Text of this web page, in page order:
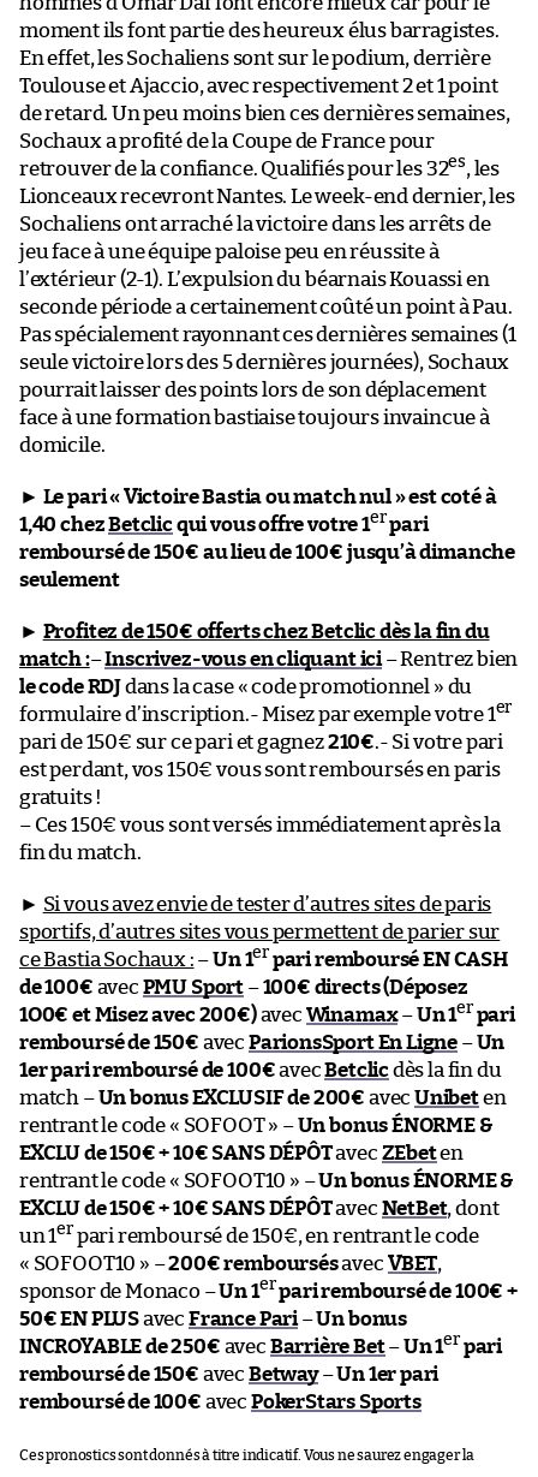
moment ils font partie des heureux élus barragistes.
En effet, les Sochaliens sont sur le podium, derrière
Toulouse et Ajaccio, avec respectivement 2 et 1 point
de retard. Un peu moins bien ces dernières semaines,
Sochaux a profité de la Coupe de France pour
retrouver de la confiance. Qualifiés pour les 32es, les
Lionceaux recevront Nantes. Le week-end dernier, les
Sochaliens ont arraché la victoire dans les arrêts de
jeu face à une équipe paloise peu en réussite à
l’extérieur (2-1). L’expulsion du béarnais Kouassi en
seconde période a certainement coûté un point à Pau.
Pas spécialement rayonnant ces dernières semaines (1
seule victoire lors des 5 dernières journées), Sochaux
pourrait laisser des points lors de son déplacement
face à une formation bastiaise toujours invaincue à
domicile.
► Le pari « Victoire Bastia ou match nul » est coté à
1,40 chezBetclicqui vous offre votre 1erpari
remboursé de 150€ au lieu de 100€ jusqu’à dimanche
seulement
► Profitez de 150€ offerts chez Betclic dès la fin du
match :–Inscrivez-vous en cliquant ici– Rentrez bien
le code RDJdans la case « code promotionnel » du
formulaire d’inscription.- Misez par exemple votre 1er
pari de 150€ sur ce pari et gagnez210€.- Si votre pari
est perdant, vos 150€ vous sont remboursés en paris
gratuits !
– Ces 150€ vous sont versés immédiatement après la
fin du match.
► Si vous avez envie de tester d’autres sites de paris
sportifs, d’autres sites vous permettent de parier sur
ce Bastia Sochaux : –Un 1er pari remboursé EN CASH
de 100€ avec PMU Sport –100€ directs (Déposez
1O0€ et Misez avec 200€)avec Winamax–Un 1er pari
remboursé de 150€ avec ParionsSport En Ligne –Un
1er pari remboursé de 100€avecBetclicdès la fin du
match –Un bonus EXCLUSIF de 200€ avec Unibeten
rentrant le code « SOFOOT » –Un bonus ÉNORME &
EXCLU de 150€ + 10€ SANS DÉPÔTavec ZEbeten
rentrant le code « SOFOOT10 » –Un bonus ÉNORME &
EXCLU de 150€ + 10€ SANS DÉPÔTavec NetBet, dont
un 1er pari remboursé de 150€, en rentrant le code
« SOFOOT10 » –200€ remboursésavec VBET,
sponsor de Monaco –Un 1erpari remboursé de 100€ +
50€ EN PLUSavec France Pari–Un bonus
INCROYABLE de 250€ avec Barrière Bet–Un 1er pari
remboursé de 150€ avec Betway–Un 1er pari
remboursé de 100€ avec PokerStars Sports
Ces pronostics sont donnés à titre indicatif. Vous ne saurez engager la